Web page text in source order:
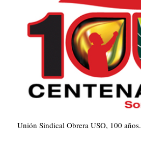
Unión Sindical Obrera USO, 100 años.